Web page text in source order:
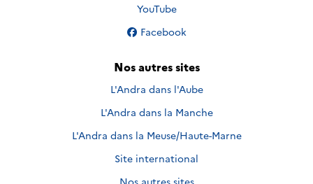
Nous suivre sur
YouTube
Nous suivre sur
Facebook
Nos autres sites
L'Andra dans l'Aube
L'Andra dans la Manche
L'Andra dans la Meuse/Haute-Marne
Site international